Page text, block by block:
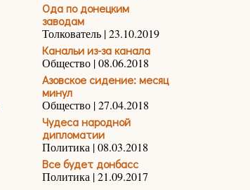
Ода по донецким
заводам
Толкователь | 23.10.2019
Канальи из-за канала
Общество | 08.06.2018
Азовское сидение: месяц
минул
Общество | 27.04.2018
Чудеса народной
дипломатии
Политика | 08.03.2018
Все будет донбасс
Политика | 21.09.2017